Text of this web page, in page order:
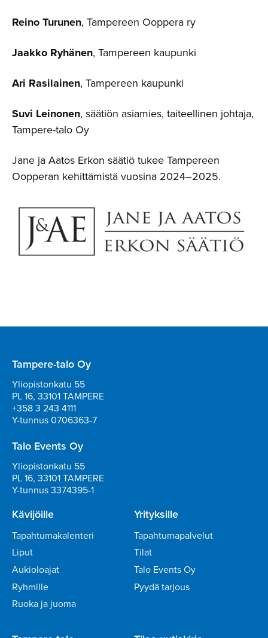
Reino Turunen, Tampereen Ooppera ry
Jaakko Ryhänen, Tampereen kaupunki
Ari Rasilainen, Tampereen kaupunki
Suvi Leinonen, säätiön asiamies, taiteellinen johtaja,
Tampere-talo Oy
Jane ja Aatos Erkon säätiö tukee Tampereen
Oopperan kehittämistä vuosina 2024–2025.
Tampere-talo Oy
Yliopistonkatu 55
PL 16, 33101 TAMPERE
+358 3 243 4111
Y-tunnus 0706363-7
Talo Events Oy
Yliopistonkatu 55
PL 16, 33101 TAMPERE
Y-tunnus 3374395-1
Kävijöille
Tapahtumakalenteri
Liput
Aukioloajat
Ryhmille
Ruoka ja juoma
Yrityksille
Tapahtumapalvelut
Tilat
Talo Events Oy
Pyydä tarjous